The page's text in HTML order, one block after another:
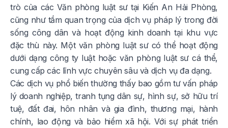
trò của các Văn phòng luật sư tại Kiến An Hải Phòng,
cũng như tầm quan trọng của dịch vụ pháp lý trong đời
sống công dân và hoạt động kinh doanh tại khu vực
đặc thù này. Một văn phòng luật sư có thể hoạt động
dưới dạng công ty luật hoặc văn phòng luật sư cá thể,
cung cấp các lĩnh vực chuyên sâu và dịch vụ đa dạng.
Các dịch vụ phổ biến thường thấy bao gồm tư vấn pháp
lý doanh nghiệp, tranh tụng dân sự, hình sự, sở hữu trí
tuệ, đất đai, hôn nhân và gia đình, thương mại, hành
chính, lao động và bảo hiểm xã hội. Với sự phát triển